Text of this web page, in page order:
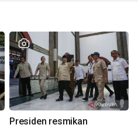
Presiden resmikan